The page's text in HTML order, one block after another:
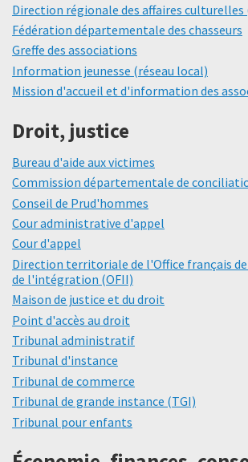
Direction régionale des affaires culturelles
Fédération départementale des chasseurs
Greffe des associations
Information jeunesse (réseau local)
Mission d'accueil et d'information des
Droit, justice
Bureau d'aide aux victimes
Commission départementale de
Conseil de Prud'hommes
Cour administrative d'appel
Cour d'appel
Direction territoriale de l'Office français
de l'intégration (OFII)
Maison de justice et du droit
Point d'accès au droit
Tribunal administratif
Tribunal d'instance
Tribunal de commerce
Tribunal de grande instance (TGI)
Tribunal pour enfants